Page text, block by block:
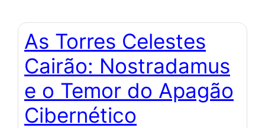
As Torres Celestes
Cairão: Nostradamus
e o Temor do Apagão
Cibernético